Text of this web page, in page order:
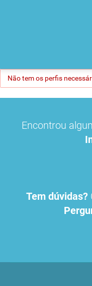
Não tem os perfis
Encontrou
Tem dúvidas?